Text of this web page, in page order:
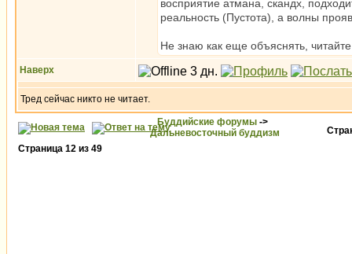
восприятие атмана, скандх,
реальность (Пустота), а волны
Не знаю как еще объяснять,
Наверх
Тред сейчас никто не читает.
Буддийские форумы ->
Дальневосточный буддизм
Страница 12 из 49